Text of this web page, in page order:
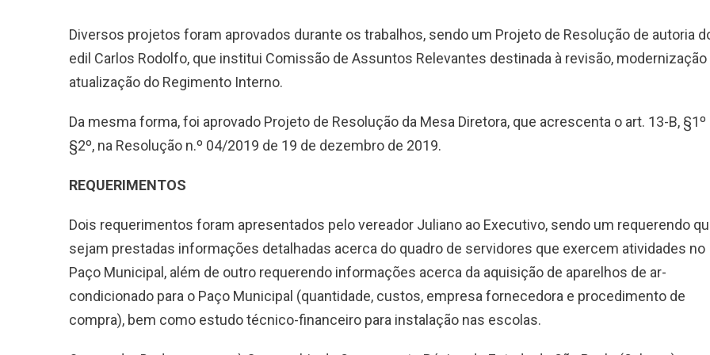
Diversos projetos foram aprovados durante os trabalhos, sendo um Projeto de Resolução de autoria
edil Carlos Rodolfo, que institui Comissão de Assuntos Relevantes destinada à revisão, modernização
atualização do Regimento Interno.
Da mesma forma, foi aprovado Projeto de Resolução da Mesa Diretora, que acrescenta o art. 13-B, §1º
§2º, na Resolução n.º 04/2019 de 19 de dezembro de 2019.
REQUERIMENTOS
Dois requerimentos foram apresentados pelo vereador Juliano ao Executivo, sendo um requerendo
sejam prestadas informações detalhadas acerca do quadro de servidores que exercem atividades no
Paço Municipal, além de outro requerendo informações acerca da aquisição de aparelhos de ar-
condicionado para o Paço Municipal (quantidade, custos, empresa fornecedora e procedimento de
compra), bem como estudo técnico-financeiro para instalação nas escolas.